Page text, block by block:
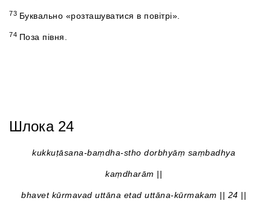
73 Буквально «розташуватися в повітрі».
74 Поза півня.
Шлока 24
kukkuṭāsana-baṃdha-stho dorbhyāṃ saṃbadhya
kaṃdharām ||
bhavet kūrmavad uttāna etad uttāna-kūrmakam || 24 ||